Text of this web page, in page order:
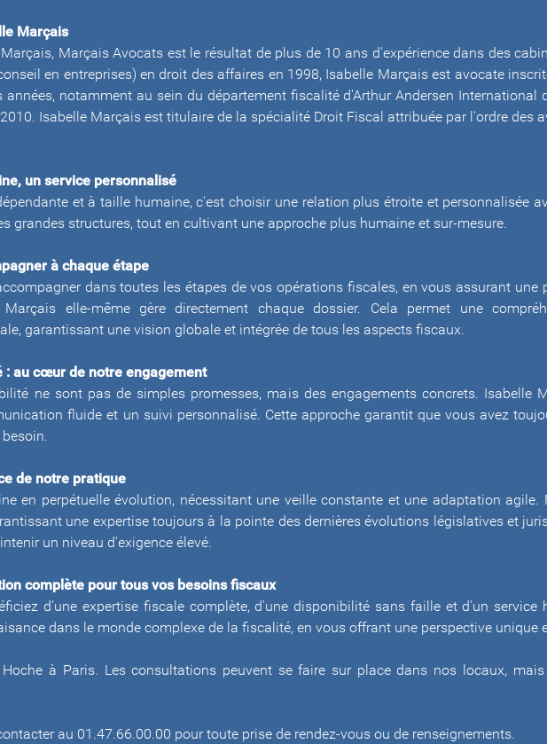
Marçais
Marçais Avocats est le résultat de plus de 10 ans d'expérience dans des
en entreprises) en droit des affaires en 1998, Isabelle Marçais est avocate
notamment au sein du département fiscalité d'Arthur Andersen
Isabelle Marçais est titulaire de la spécialité Droit Fiscal attribuée par l'ordre des
un service personnalisé
et à taille humaine, c'est choisir une relation plus étroite et personnalisée
grandes structures, tout en cultivant une approche plus humaine et sur-mesure.​​​​​​​
à chaque étape
dans toutes les étapes de vos opérations fiscales, en vous assurant une
elle-même gère directement chaque dossier. Cela permet une
garantissant une vision globale et intégrée de tous les aspects fiscaux.
: au cœur de notre engagement
ne sont pas de simples promesses, mais des engagements concrets. Isabelle
fluide et un suivi personnalisé. Cette approche garantit que vous avez
de notre pratique
en perpétuelle évolution, nécessitant une veille constante et une adaptation agile.
une expertise toujours à la pointe des dernières évolutions législatives et
un niveau d'exigence élevé.
complète pour tous vos besoins fiscaux
d'une expertise fiscale complète, d'une disponibilité sans faille et d'un
dans le monde complexe de la fiscalité, en vous offrant une perspective unique
à Paris. Les consultations peuvent se faire sur place dans nos locaux,
au 01.47.66.00.00 pour toute prise de rendez-vous ou de renseignements.